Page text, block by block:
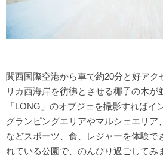
関西国際空港から車で約20分と好アク
リカ西海岸を彷彿とさせる椰子の木が
「LONG」のオブジェを撮影すればイ
グランピングエリアやマルシェエリア
などスポーツ、食、レジャーを体験で
れている公園で、のんびり過ごしてみ